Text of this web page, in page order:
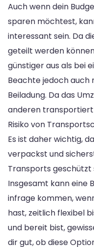
Auch wenn dein
sparen möchtest,
interessant sein. Da
geteilt werden
günstiger aus als bei
Beachte jedoch auch
Beiladung. Da das
anderen transportiert
Risiko von
Es ist daher wichtig,
verpackst und
Transports geschützt
Insgesamt kann eine
infrage kommen,
hast, zeitlich flexibel
und bereit bist,
dir gut, ob diese